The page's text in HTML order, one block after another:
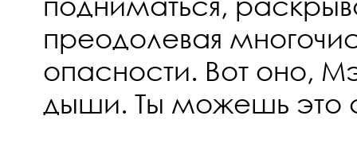
преодолевая
опасности. Вот оно,
дыши. Ты можешь это